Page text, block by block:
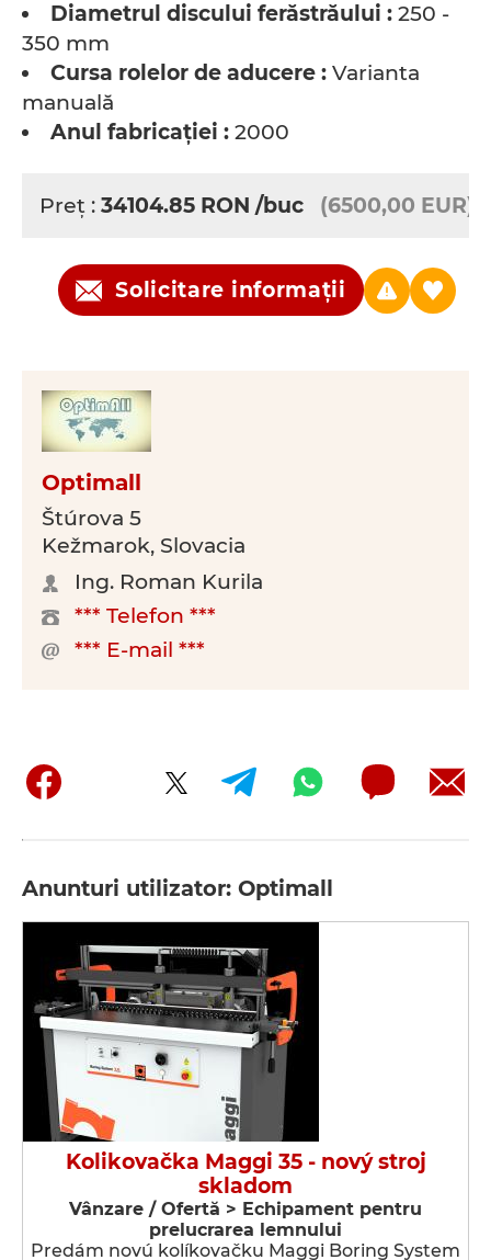
Diametrul discului ferăstrăului : 250 -
350 mm
Cursa rolelor de aducere : Varianta
manuală
Anul fabricaţiei : 2000
Preţ : 34104.85 RON /buc (6500,00 EUR)
Solicitare informații
Optimall
Štúrova 5
Kežmarok, Slovacia
Ing. Roman Kurila
*** Telefon ***
*** E-mail ***
Anunturi utilizator: Optimall
Kolikovačka Maggi 35 - nový stroj
skladom
Vânzare / Ofertă > Echipament pentru
prelucrarea lemnului
Predám novú kolíkovačku Maggi Boring System